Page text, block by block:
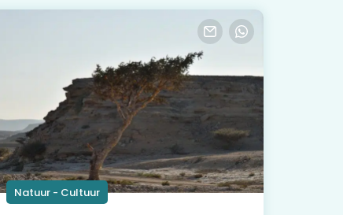
Natuur - Cultuur